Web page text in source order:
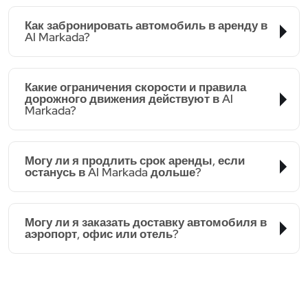
Как забронировать автомобиль в аренду в
Al Markada?
Какие ограничения скорости и правила
дорожного движения действуют в Al
Markada?
Могу ли я продлить срок аренды, если
останусь в Al Markada дольше?
Могу ли я заказать доставку автомобиля в
аэропорт, офис или отель?